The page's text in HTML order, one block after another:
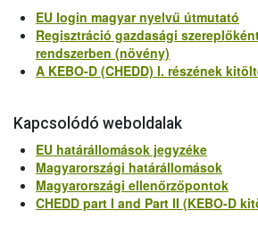
EU login magyar nyelvű útmutató
Regisztráció gazdasági
rendszerben (növény)
A KEBO-D (CHEDD) I. részének
Kapcsolódó weboldalak
EU határállomások jegyzéke
Magyarországi határállomások
Magyarországi ellenőrzőpontok
CHEDD part I and Part II (KEBO-D